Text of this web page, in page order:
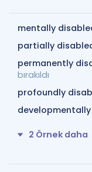
mentally
partially
permanently
bırakıldı
profoundly
2 Örnek daha